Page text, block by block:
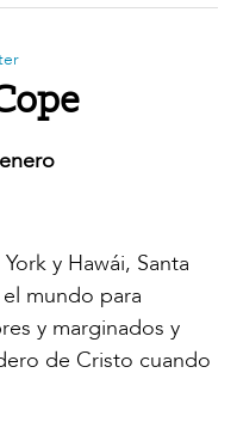
y Hawái, Santa
mundo para
y marginados y
de Cristo cuando